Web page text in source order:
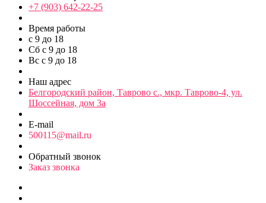
+7 (903) 642-22-25
Время работы
с 9 до 18
Сб с 9 до 18
Вс с 9 до 18
Наш адрес
Белгородский район, Таврово с., мкр. Таврово-4, ул.
Шоссейная, дом 3а
E-mail
500115@mail.ru
Обратный звонок
Заказ звонка